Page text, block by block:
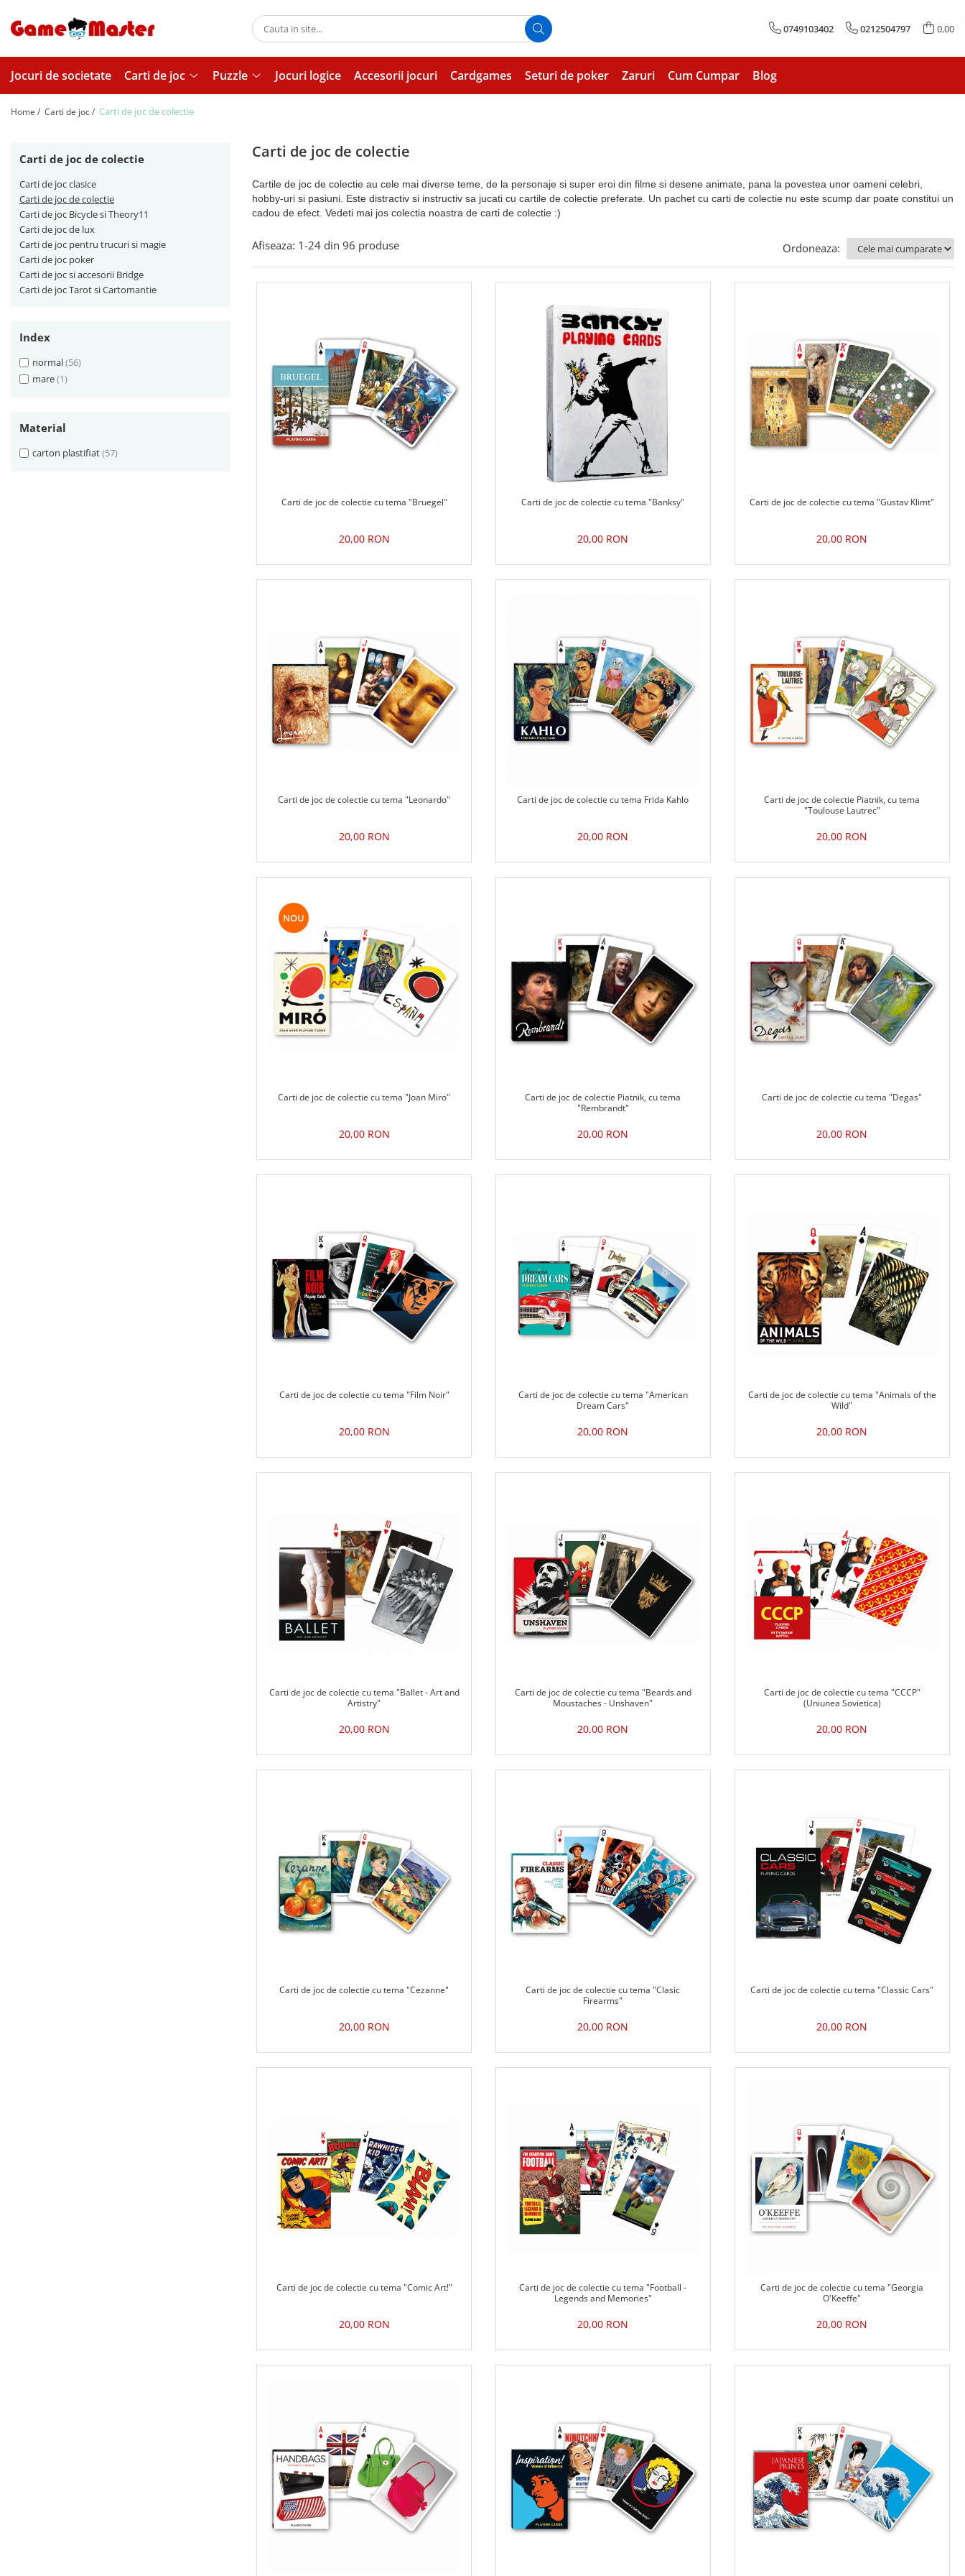
Carti de joc clasice
Carti de joc Bicycle si Theory11
Carti de joc pentru trucuri si magie
Carti de joc poker
Carti de joc si accesorii Bridge
Carti de joc Tarot si Cartomantie
Puzzle pentru adulti
0749103402 0212504797 0,00
Jocuri de societate Carti de joc Puzzle Jocuri logice Accesorii jocuri Cardgames Seturi de poker Zaruri Cum Cumpar Blog
Home / Carti de joc / Carti de joc de colectie
Carti de joc de colectie
Cartile de joc de colectie au cele mai diverse teme, de la personaje si super eroi din filme si desene animate, pana la povestea unor oameni celebri,
hobby-uri si pasiuni. Este distractiv si instructiv sa jucati cu cartile de colectie preferate. Un pachet cu carti de colectie nu este scump dar poate constitui un
cadou de efect. Vedeti mai jos colectia noastra de carti de colectie :)
Carti de joc de colectie
Carti de joc clasice
Carti de joc de colectie
Carti de joc Bicycle si Theory11
Carti de joc de lux
Carti de joc pentru trucuri si magie
Carti de joc poker
Carti de joc si accesorii Bridge
Carti de joc Tarot si Cartomantie
Index
normal(56)
mare(1)
Material
carton plastifiat(57)
Afiseaza: 1-24 din 96 produse Ordoneaza:
Carti de joc de colectie cu tema "Bruegel"
20,00 RON
Carti de joc de colectie cu tema "Banksy"
20,00 RON
Carti de joc de colectie cu tema "Gustav Klimt"
20,00 RON
Carti de joc de colectie cu tema "Leonardo"
20,00 RON
Carti de joc de colectie cu tema Frida Kahlo
20,00 RON
Carti de joc de colectie Piatnik, cu tema
"Toulouse Lautrec"
20,00 RON
NOU
Carti de joc de colectie cu tema "Joan Miro"
20,00 RON
Carti de joc de colectie Piatnik, cu tema
"Rembrandt"
20,00 RON
Carti de joc de colectie cu tema "Degas"
20,00 RON
Carti de joc de colectie cu tema "Film Noir"
20,00 RON
Carti de joc de colectie cu tema "American
Dream Cars"
20,00 RON
Carti de joc de colectie cu tema "Animals of the
Wild"
20,00 RON
Carti de joc de colectie cu tema "Ballet - Art and
Artistry"
20,00 RON
Carti de joc de colectie cu tema "Beards and
Moustaches - Unshaven"
20,00 RON
Carti de joc de colectie cu tema "CCCP"
(Uniunea Sovietica)
20,00 RON
Carti de joc de colectie cu tema "Cezanne"
20,00 RON
Carti de joc de colectie cu tema "Clasic
Firearms"
20,00 RON
Carti de joc de colectie cu tema "Classic Cars"
20,00 RON
Carti de joc de colectie cu tema "Comic Art!"
20,00 RON
Carti de joc de colectie cu tema "Football -
Legends and Memories"
20,00 RON
Carti de joc de colectie cu tema "Georgia
O'Keeffe"
20,00 RON